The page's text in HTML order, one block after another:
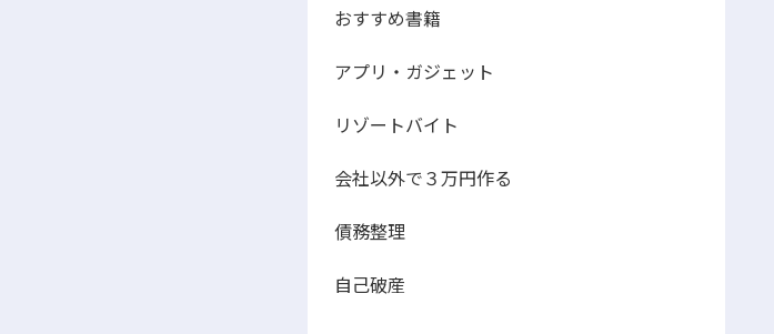
おすすめ書籍
アプリ・ガジェット
リゾートバイト
会社以外で３万円作る
債務整理
自己破産